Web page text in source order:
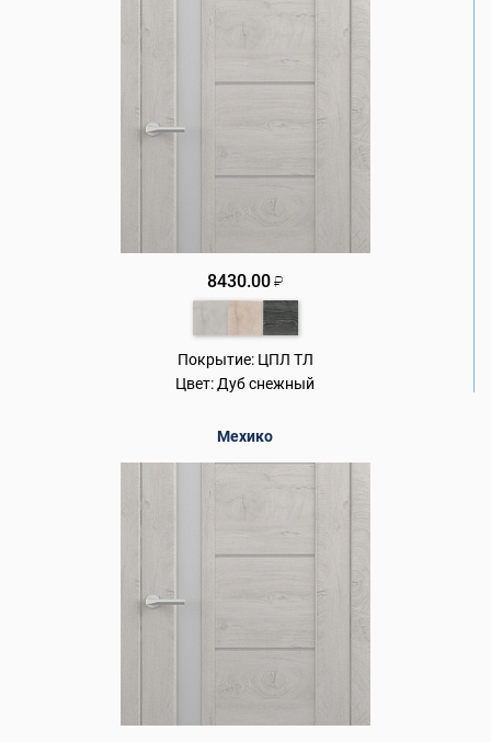
8430.00 ₽
Покрытие: ЦПЛ ТЛ
Цвет: Дуб снежный
Мехико